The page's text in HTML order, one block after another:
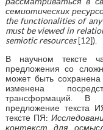
семиотических
the functionalities of
must be viewed in
semiotic resources [12]).
В научном тексте
предложения со
может быть
изменена
трансформаций. В
предложение текста
тексте ПЯ:
контекст для